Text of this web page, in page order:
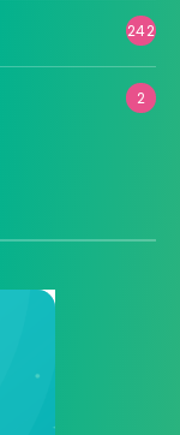
242
2